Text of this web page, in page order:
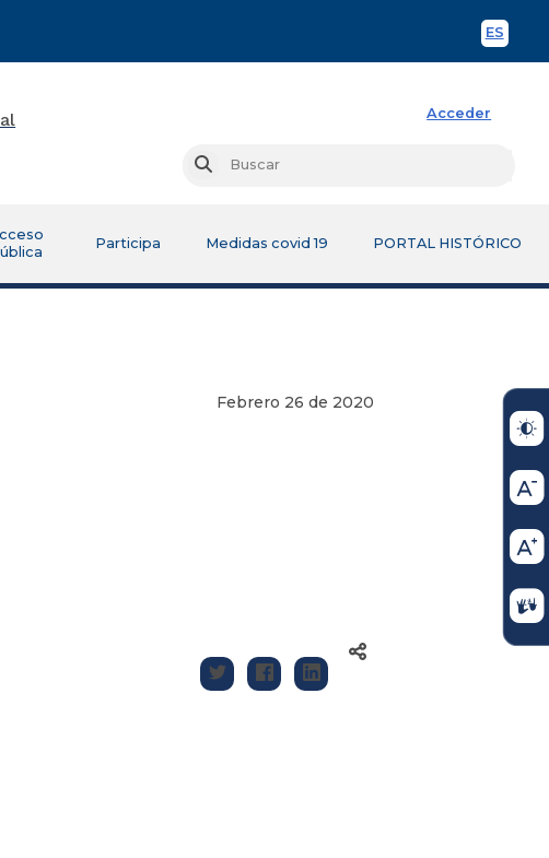
ES
Acceder
Buscar
Participa Medidas covid 19 PORTAL HISTÓRICO
Febrero 26 de 2020